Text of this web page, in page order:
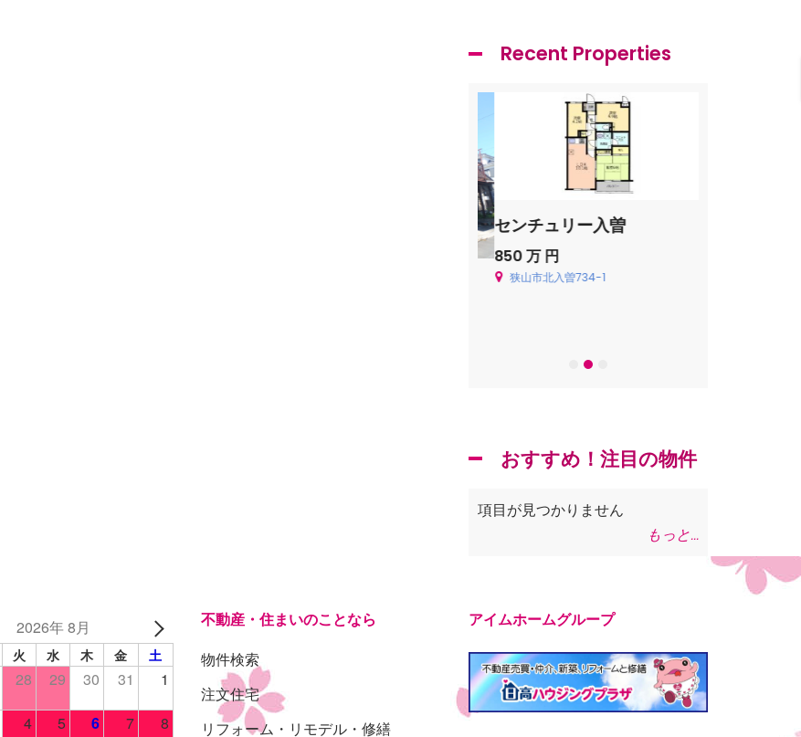
Recent Properties
センチュリー入曽
850 万 円
狭山市北入曽734-1
おすすめ！注目の物件
項目が見つかりません
もっと...
2026年 8月
火 水 木 金 土
28 29 30 31 1
4 5 6 7 8
不動産・住まいのことなら
物件検索
注文住宅
リフォーム・リモデル・修繕
アイムホームグループ